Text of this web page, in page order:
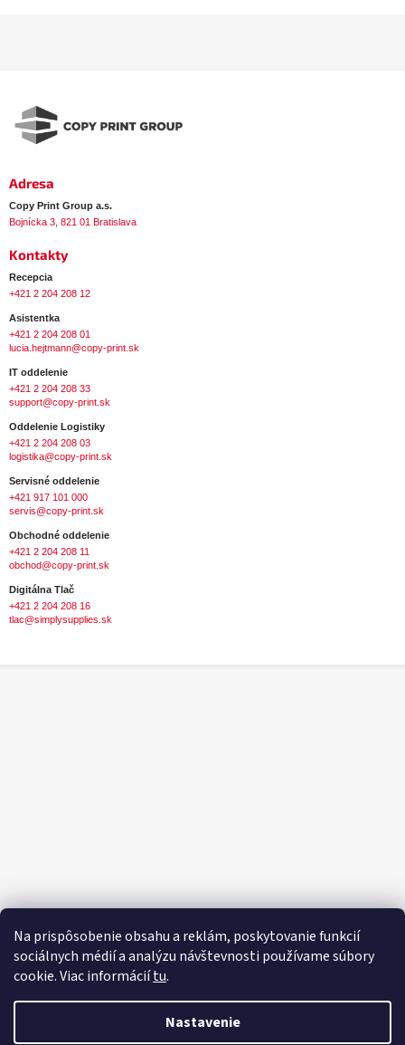
Na prispôsobenie obsahu a reklám, poskytovanie funkcií
sociálnych médií a analýzu návštevnosti používame súbory
cookie. Viac informáciítu.
Nastavenie
Adresa
Copy Print Group a.s.
Bojnícka 3, 821 01 Bratislava
Kontakty
Recepcia
+421 2 204 208 12
Asistentka
+421 2 204 208 01
lucia.hejtmann@copy-print.sk
IT oddelenie
+421 2 204 208 33
support@copy-print.sk
Oddelenie Logistiky
+421 2 204 208 03
logistika@copy-print.sk
Servisné oddelenie
+421 917 101 000
servis@copy-print.sk
Obchodné oddelenie
+421 2 204 208 11
obchod@copy-print.sk
Digitálna Tlač
+421 2 204 208 16
tlac@simplysupplies.sk